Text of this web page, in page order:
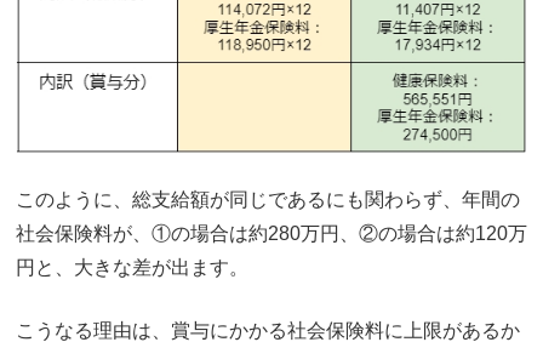
このように、総支給額が同じであるにも関わらず、年間の
社会保険料が、①の場合は約280万円、②の場合は約120万
円と、大きな差が出ます。
こうなる理由は、賞与にかかる社会保険料に上限があるか